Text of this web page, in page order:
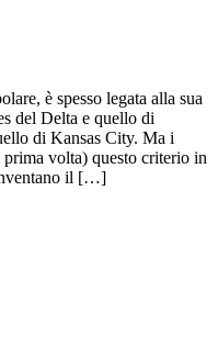
è spesso legata alla sua
del Delta e quello di
di Kansas City. Ma i
volta) questo criterio in
il […]